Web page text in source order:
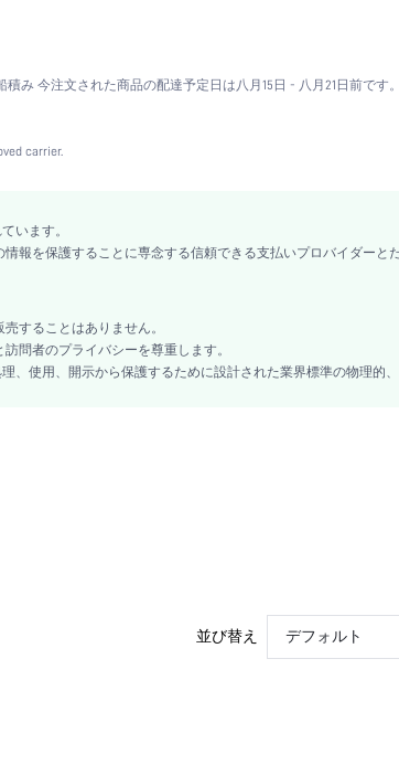
ト
ライクリーニング不可
ス, ボタンフロント
ンチック, ロマンチック, エレガントエレガンス
積み 今注文された商品の配達予定日は八月15日 - 八月21日前です
carrier.
います。
情報を保護することに専念する信頼できる支払いプロバイダーと
売することはありません。
訪問者のプライバシーを尊重します。
、使用、開示から保護するために設計された業界標準の物理的
並び替え デフォルト